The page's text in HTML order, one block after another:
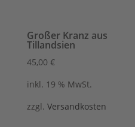
Großer Kranz aus
Tillandsien
45,00 €
inkl. 19 % MwSt.
zzgl. Versandkosten